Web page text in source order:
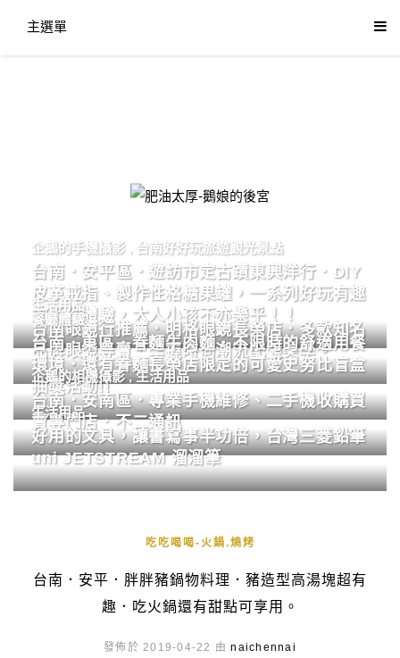
主選單
肥油太厚-鵝娘的後宮
企鵝的手機攝影 台南好好玩旅遊觀光景點
台南．安平區．遊訪市定古蹟東興洋行．DIY
皮革戒指、製作性格糖果罐，一系列好玩有趣
的手作體驗，大人小孩不亦樂乎！！
生活用品
台南眼鏡行推薦．明格眼鏡長榮店．多款知名
品牌眼鏡專賣．掌握時尚潮流配鏡美學。
餐廳體驗
台南．東區．眷麵牛肉麵．不限時的舒適用餐
環境．還有眷麵長榮店限定的可愛史努比盲盒
抽獎活動!!
企鵝的相機攝影,生活用品
台南．安南區．專業手機維修、二手機收購買
賣專門店．不二通訊
生活用品
好用的文具，讓書寫事半功倍，台灣三菱鉛筆
uni JETSTREAM 溜溜筆
吃吃喝喝-火鍋.燒烤
台南．安平．胖胖豬鍋物料理．豬造型高湯塊超有
趣．吃火鍋還有甜點可享用。
發佈於 2019-04-22 由naichennai